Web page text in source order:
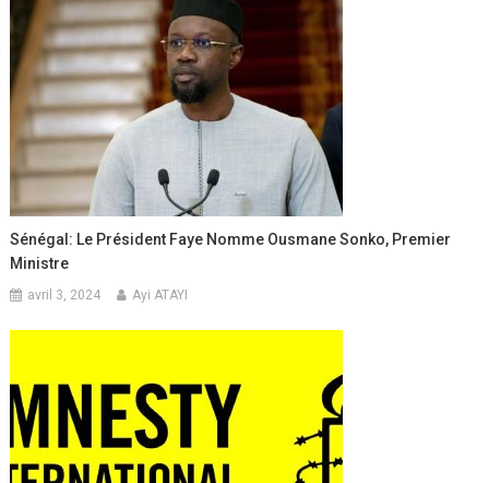
Sénégal: Le Président Faye Nomme Ousmane Sonko, Premier
Ministre
avril 3, 2024 Ayi ATAYI